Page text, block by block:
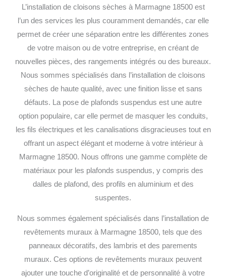
L’installation de cloisons sèches à Marmagne 18500 est
l’un des services les plus couramment demandés, car elle
permet de créer une séparation entre les différentes zones
de votre maison ou de votre entreprise, en créant de
nouvelles pièces, des rangements intégrés ou des bureaux.
Nous sommes spécialisés dans l’installation de cloisons
sèches de haute qualité, avec une finition lisse et sans
défauts.
La pose de plafonds suspendus est une autre
option populaire, car elle permet de masquer les conduits,
les fils électriques et les canalisations disgracieuses tout en
offrant un aspect élégant et moderne à votre intérieur à
Marmagne 18500. Nous offrons une gamme complète de
matériaux pour les plafonds suspendus, y compris des
dalles de plafond, des profils en aluminium et des
suspentes.
Nous sommes également spécialisés dans l’installation de
revêtements muraux à Marmagne 18500, tels que des
panneaux décoratifs, des lambris et des parements
muraux. Ces options de revêtements muraux peuvent
ajouter une touche d’originalité et de personnalité à votre